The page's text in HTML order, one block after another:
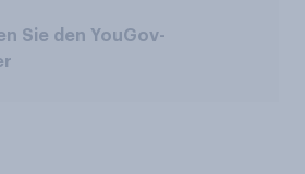
Sie den YouGov-